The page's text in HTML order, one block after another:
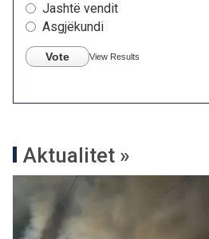
Jashtë vendit
Asgjëkundi
Vote View Results
Aktualitet »